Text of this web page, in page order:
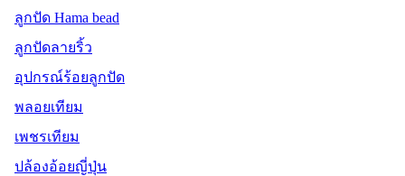
ลูกปัด Hama bead
ลูกปัดลายริ้ว
อุปกรณ์ร้อยลูกปัด
พลอยเทียม
เพชรเทียม
ปล้องอ้อยญี่ปุ่น